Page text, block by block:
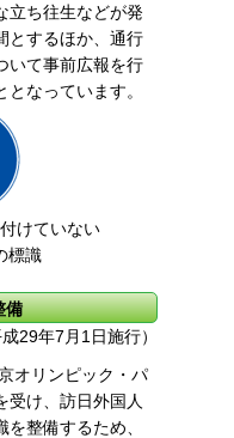
立ち往生などが発
とするほか、通行
いて事前広報を行
なっています。
けていない
標識
備
成29年7月1日施行）
オリンピック・パ
受け、訪日外国人
整備するため、